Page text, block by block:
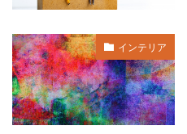
インテリア